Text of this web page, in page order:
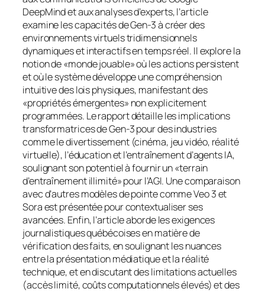
DeepMind et aux analyses d’experts, l’article
examine les capacités de Gen-3 à créer des
environnements virtuels tridimensionnels
dynamiques et interactifs en temps réel. Il explore la
notion de «monde jouable» où les actions persistent
et où le système développe une compréhension
intuitive des lois physiques, manifestant des
«propriétés émergentes» non explicitement
programmées. Le rapport détaille les implications
transformatrices de Gen-3 pour des industries
comme le divertissement (cinéma, jeu vidéo, réalité
virtuelle), l’éducation et l’entraînement d’agents IA,
soulignant son potentiel à fournir un «terrain
d’entraînement illimité» pour l’AGI. Une comparaison
avec d’autres modèles de pointe comme Veo 3 et
Sora est présentée pour contextualiser ses
avancées. Enfin, l’article aborde les exigences
journalistiques québécoises en matière de
vérification des faits, en soulignant les nuances
entre la présentation médiatique et la réalité
technique, et en discutant des limitations actuelles
(accès limité, coûts computationnels élevés) et des